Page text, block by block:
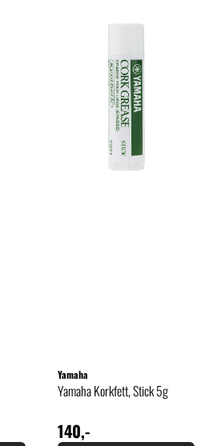
Yamaha
Yamaha Korkfett, Stick 5g
140,-